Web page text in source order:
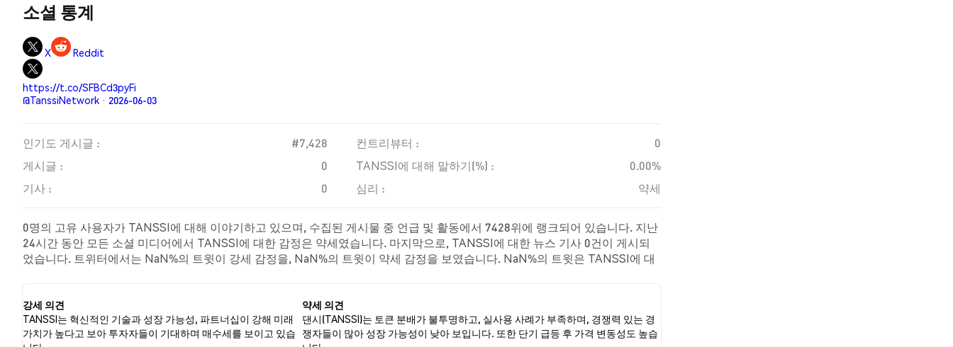
소셜 통계
X Reddit
https://t.co/SFBCd3pyFi
@TanssiNetwork · 2026-06-03
인기도 게시글 : #7,428 컨트리뷰터 :
0
게시글 :
0 TANSSI에 대해 말하기(%) :
0.00%
기사 :
0 심리 : 약세
0명의 고유 사용자가 TANSSI에 대해 이야기하고 있으며, 수집된 게시물 중 언급 및 활동에서 7428위에 랭크되어 있습니다. 지난
24시간 동안 모든 소셜 미디어에서 TANSSI에 대한 감정은 약세였습니다. 마지막으로, TANSSI에 대한 뉴스 기사 0건이 게시되
었습니다. 트위터에서는 NaN%의 트윗이 강세 감정을, NaN%의 트윗이 약세 감정을 보였습니다. NaN%의 트윗은 TANSSI에 대
강세 의견
TANSSI는 혁신적인 기술과 성장 가능성, 파트너십이 강해 미래
가치가 높다고 보아 투자자들이 기대하며 매수세를 보이고 있습
약세 의견
댄시(TANSSI)는 토큰 분배가 불투명하고, 실사용 사례가 부족하며, 경쟁력 있는 경
쟁자들이 많아 성장 가능성이 낮아 보입니다. 또한 단기 급등 후 가격 변동성도 높습